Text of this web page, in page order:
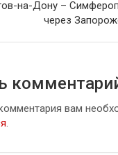
на-Дону –
через
вам
.